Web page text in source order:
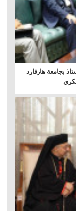
بجامعة هارفارد